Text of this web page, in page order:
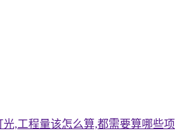
,工程量该怎么算,都需要算哪些项